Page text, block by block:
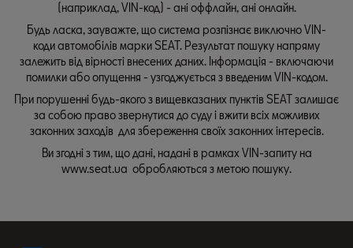
(наприклад, VIN-код) - ані оффлайн, ані онлайн.
Будь ласка, зауважте, що система розпізнає виключно VIN-
коди автомобілів марки SEAT. Результат пошуку напряму
залежить від вірності внесених даних. Інформація - включаючи
помилки або опущення - узгоджується з введеним VIN-кодом.
При порушенні будь-якого з вищевказаних пунктів SEAT залишає
за собою право звернутися до суду і вжити всіх можливих
законних заходів для збереження своїх законних інтересів.
Ви згодні з тим, що дані, надані в рамках VIN-запиту на
www.seat.ua обробляються з метою пошуку.